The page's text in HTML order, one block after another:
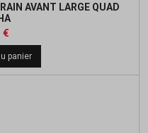
AVANT LARGE QUAD
€
base
panier